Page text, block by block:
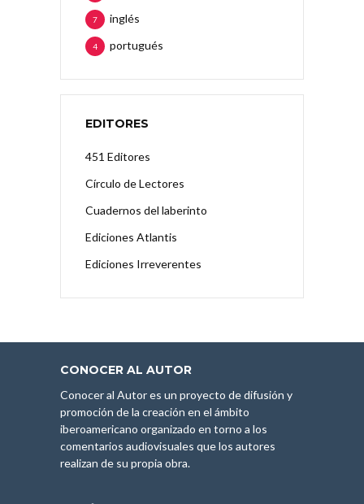
inglés
7
portugués
4
EDITORES
451 Editores
Círculo de Lectores
Cuadernos del laberinto
Ediciones Atlantis
Ediciones Irreverentes
CONOCER AL AUTOR
Conocer al Autor es un proyecto de difusión y
promoción de la creación en el ámbito
iberoamericano organizado en torno a los
comentarios audiovisuales que los autores
realizan de su propia obra.